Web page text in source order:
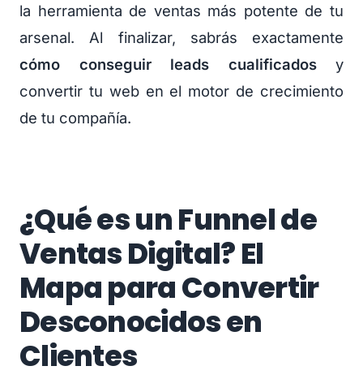
la herramienta de ventas más potente de tu
arsenal. Al finalizar, sabrás exactamente
cómo conseguir leads cualificadosy
convertir tu web en el motor de crecimiento
de tu compañía.
¿Qué es un Funnel de
Ventas Digital? El
Mapa para Convertir
Desconocidos en
Clientes